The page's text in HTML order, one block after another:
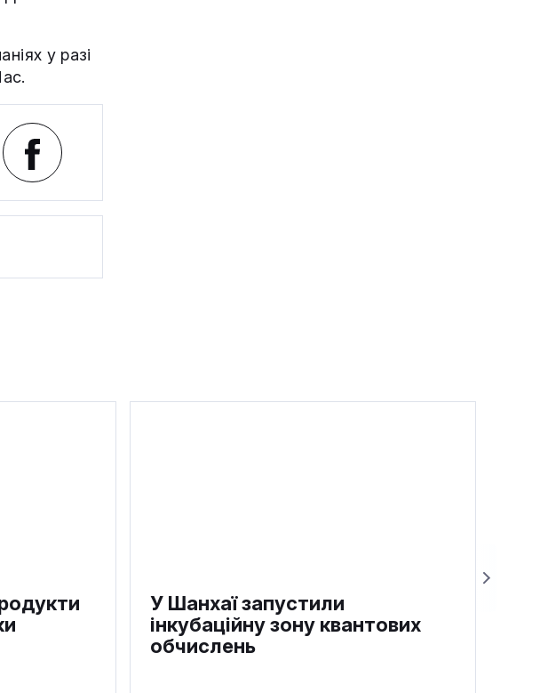
у разі
У Шанхаї запустили
інкубаційну зону квантових
обчислень